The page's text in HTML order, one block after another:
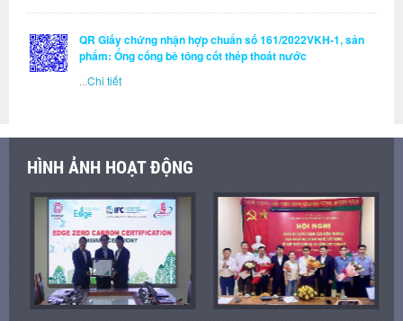
QR Giấy chứng nhận hợp chuẩn số 161/2022VKH-1, sản
phẩm: Ống cống bê tông cốt thép thoát nước
Chi tiết
HÌNH ẢNH HOẠT ĐỘNG